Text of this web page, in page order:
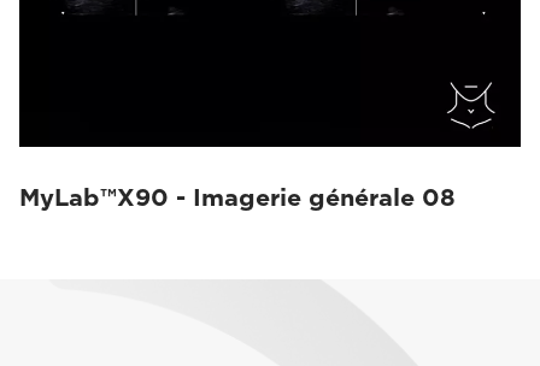
MyLab™X90 - Imagerie générale 08